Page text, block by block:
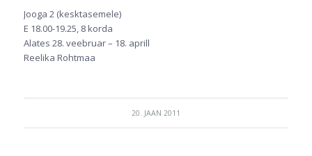
Jooga 2 (kesktasemele)
E 18.00-19.25, 8 korda
Alates 28. veebruar – 18. aprill
Reelika Rohtmaa
20. JAAN 2011